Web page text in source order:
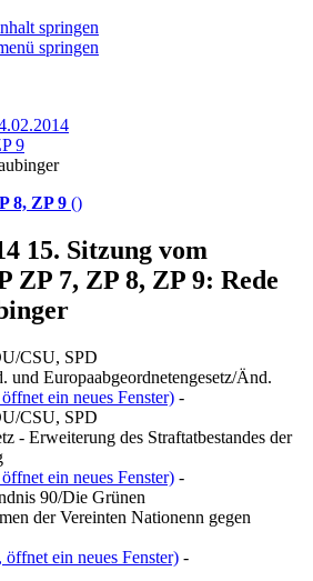
springen
springen
9
8, ZP 9 ()
15. Sitzung vom
ZP 7, ZP 8, ZP 9: Rede
CSU, SPD
und Europaabgeordnetengesetz/Änd.
ein neues Fenster) -
CSU, SPD
- Erweiterung des Straftatbestandes der
ein neues Fenster) -
90/Die Grünen
der Vereinten Nationenn gegen
ein neues Fenster) -